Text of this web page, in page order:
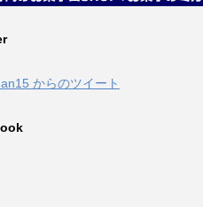
からのツイート